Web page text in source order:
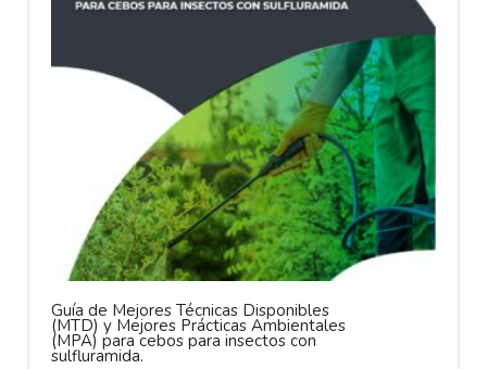
Guía de Mejores Técnicas Disponibles
(MTD) y Mejores Prácticas Ambientales
(MPA) para cebos para insectos con
sulfluramida.